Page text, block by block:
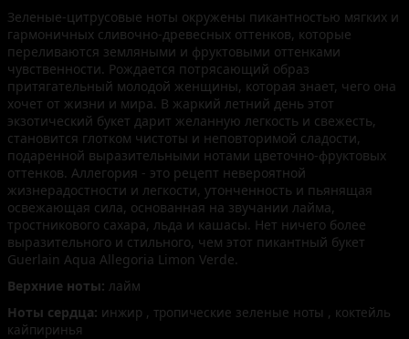
Зеленые-цитрусовые ноты окружены пикантностью мягких и
гармоничных сливочно-древесных оттенков, которые
переливаются земляными и фруктовыми оттенками
чувственности. Рождается потрясающий образ
притягательный молодой женщины, которая знает, чего она
хочет от жизни и мира. В жаркий летний день этот
экзотический букет дарит желанную легкость и свежесть,
становится глотком чистоты и неповторимой сладости,
подаренной выразительными нотами цветочно-фруктовых
оттенков. Аллегория - это рецепт невероятной
жизнерадостности и легкости, утонченность и пьянящая
освежающая сила, основанная на звучании лайма,
тростникового сахара, льда и кашасы. Нет ничего более
выразительного и стильного, чем этот пикантный букет
Guerlain Aqua Allegoria Limon Verde.
Верхние ноты: лайм
Ноты сердца: инжир , тропические зеленые ноты , коктейль
кайпиринья